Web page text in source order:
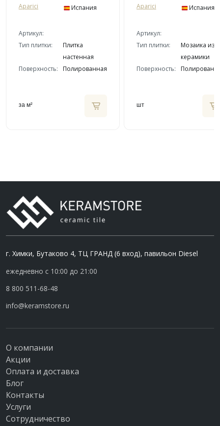
Aparici Испания
Артикул:
Тип плитки:
Плитка
настенная
Поверхность:
Полированная
за м²
Aparici Испания
Артикул:
Тип плитки:
Мозаика из
керамики
Поверхность:
шт
г. Химки, Бутаково 4, ТЦ ГРАНД (6 вход), павильон Diesel
ежедневно с 10:00 до 21:00
8 800 511-68-48
info@keramstore.ru
О компании
Акции
Оплата и доставка
Блог
Контакты
Услуги
Сотрудничество